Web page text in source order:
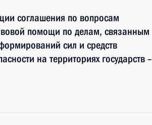
соглашения по вопросам
помощи по делам, связанным
сил и средств
на территориях государств –